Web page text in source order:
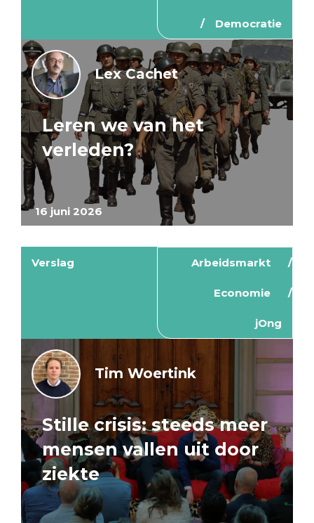
Democratie
16 juni 2026
Lex Cachet
Leren we van het
verleden?
Verslag Arbeidsmarkt
Economie
jOng
Tim Woertink
Stille crisis: steeds meer
mensen vallen uit door
ziekte